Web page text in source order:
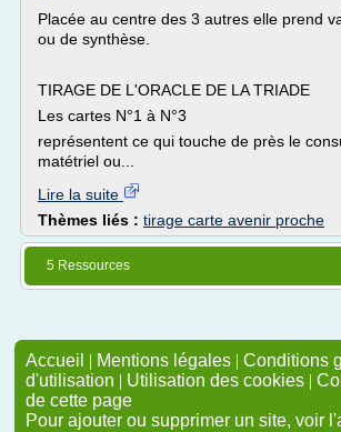
Placée au centre des 3 autres elle prend
ou de synthèse.
TIRAGE DE L'ORACLE DE LA TRIADE
Les cartes N°1 à N°3
représentent ce qui touche de près le
matétriel ou...
Lire la suite
Thèmes liés : tirage carte avenir proche
5 Ressources
Accueil | Mentions légales | Conditions
d'utilisation | Utilisation des cookies |
de cette page
Pour ajouter ou supprimer un site, voir